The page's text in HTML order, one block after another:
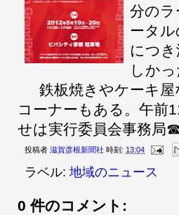
分のラ
ータ
につ
しかっ
鉄板焼きやケーキ屋
コーナーもある。午前
せは実行委員会事務局☎
投稿者 滋賀彦根新聞社 時刻: 13:04
ラベル: 地域のニュース
0 件のコメント: